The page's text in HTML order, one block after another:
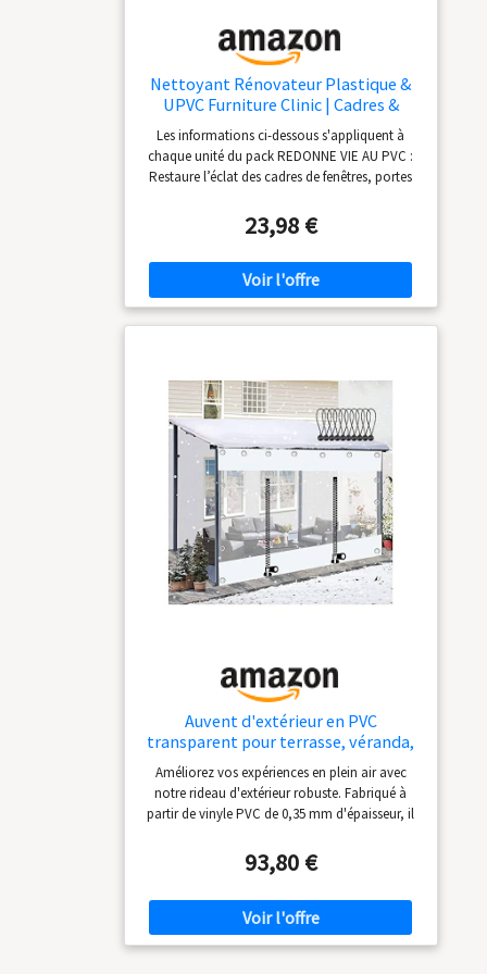
Nettoyant Rénovateur Plastique &
UPVC Furniture Clinic | Cadres &
Rebords de Fenêtres, Portes &
Vérandas | Plastiques Durs | Spray de
Nettoyage PVC pour Toitures et
Panneaux en Plexiglas | 500 ml
Les informations ci-dessous s'appliquent à
chaque unité du pack REDONNE VIE AU PVC :
Restaure l’éclat des cadres de fenêtres, portes
traces. FORMULE FURNITURE CLINIC
ÉPROUVÉE : Nettoyant à base d’eau
spécialement conçu pour éliminer saleté,
graisse et traces de pollution sans abîmer les
joints ni les revêtements. NETTOYAGE
taches et redonne une brillance éclatante.
RAPIDE ET FACILE À UTILISER : Il suffit de
vaporiser, d’essuyer avec un chiffon humide,
puis de lustrer à sec pour un résultat sans
traces. FORMULE SÛRE ET NON AGRESSIVE :
Nettoyant à base d’eau, non toxique, sans
produits chimiques agressifs. Doux pour le
PVC, le verre, les joints et les revêtements.
23,98 €
Auvent d'extérieur en PVC
transparent pour terrasse, véranda,
tonnelle, résistant aux intempéries,
panneaux zippés, housse blanche
durable pour une protection contre
les intempéries
Améliorez vos expériences en plein air avec
notre rideau d'extérieur robuste. Fabriqué à
partir de vinyle PVC de 0,35 mm d'épaisseur, il
bas pour plus de durabilité. Les œillets
transparents en acier inoxydable assurent une
installation facile, tandis que les 2 fermetures
éclair centrales améliorent la fonctionnalité.
Idéal pour les terrasses, balcons et
93,80 €